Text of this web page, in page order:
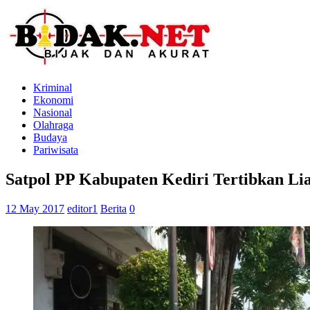
Kriminal
Ekonomi
Nasional
Olahraga
Budaya
Pariwisata
Satpol PP Kabupaten Kediri Tertibkan
12 May 2017 editor1 Berita 0